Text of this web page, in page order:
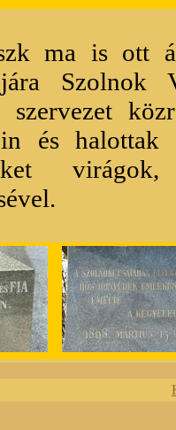
ma is ott
Szolnok
szervezet
és